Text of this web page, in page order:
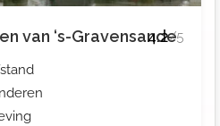
van ‘s-Gravensande
4.2/5